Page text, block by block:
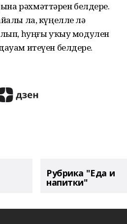
рәхмәттәрен белдерҙе.
ла, күңелле лә
һуңғы уҡыу модулен
итеүен белдерҙе.
Рубрика "Еда и
напитки"